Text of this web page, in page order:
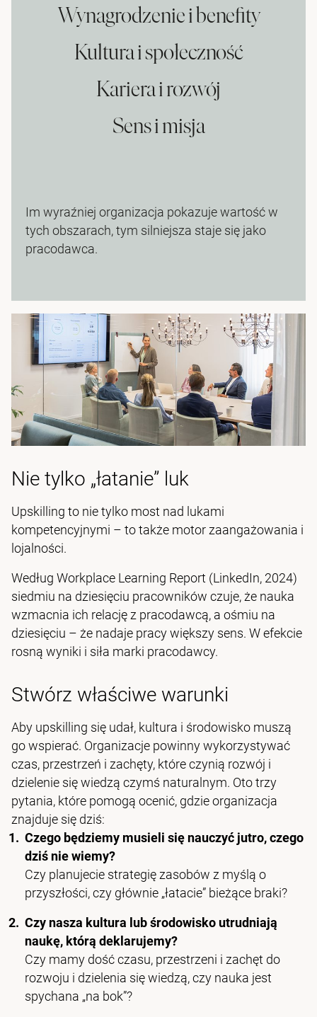
Wynagrodzenie i benefity
Kultura i społeczność
Kariera i rozwój
Sens i misja
Im wyraźniej organizacja pokazuje wartość w
tych obszarach, tym silniejsza staje się jako
pracodawca.
Nie tylko „łatanie” luk
Upskilling to nie tylko most nad lukami
kompetencyjnymi – to także motor zaangażowania i
lojalności.
Według Workplace Learning Report (LinkedIn, 2024)
siedmiu na dziesięciu pracowników czuje, że nauka
wzmacnia ich relację z pracodawcą, a ośmiu na
dziesięciu – że nadaje pracy większy sens. W efekcie
rosną wyniki i siła marki pracodawcy.
Stwórz właściwe warunki
Aby upskilling się udał, kultura i środowisko muszą
go wspierać. Organizacje powinny wykorzystywać
czas, przestrzeń i zachęty, które czynią rozwój i
dzielenie się wiedzą czymś naturalnym. Oto trzy
pytania, które pomogą ocenić, gdzie organizacja
znajduje się dziś:
Czego będziemy musieli się nauczyć jutro, czego
dziś nie wiemy?
Czy planujecie strategię zasobów z myślą o
przyszłości, czy głównie „łatacie” bieżące braki?
Czy nasza kultura lub środowisko utrudniają
naukę, którą deklarujemy?
Czy mamy dość czasu, przestrzeni i zachęt do
rozwoju i dzielenia się wiedzą, czy nauka jest
spychana „na bok”?